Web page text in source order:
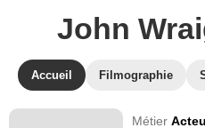
John
Accueil Filmographie
Métier